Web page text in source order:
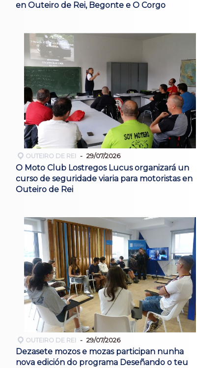
en Outeiro de Rei, Begonte e O Corgo
OUTEIRO DE REI 29/07/2026
O Moto Club Lostregos Lucus organizará un
curso de seguridade viaria para motoristas en
Outeiro de Rei
OUTEIRO DE REI 29/07/2026
Dezasete mozos e mozas participan nunha
nova edición do programa Deseñando o teu